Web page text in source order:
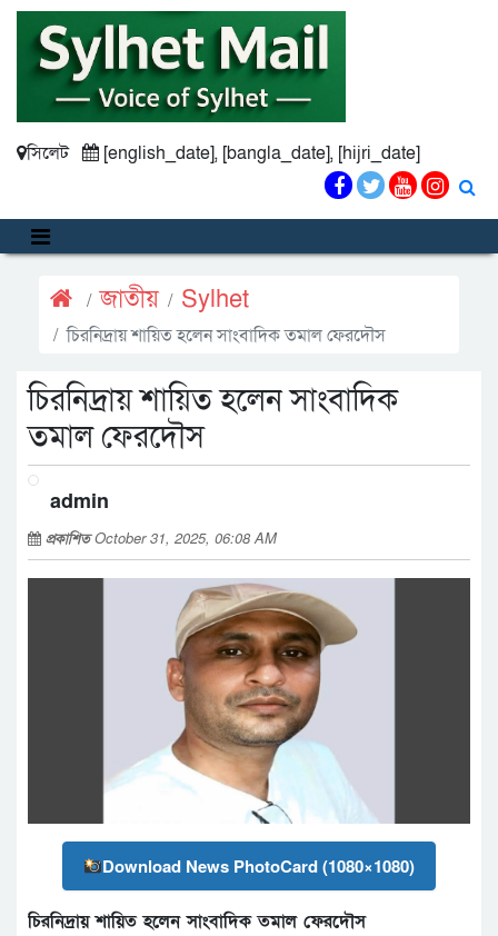
সিলেট [english_date], [bangla_date], [hijri_date]
জাতীয় Sylhet
চিরনিদ্রায় শায়িত হলেন সাংবাদিক তমাল ফেরদৌস
চিরনিদ্রায় শায়িত হলেন সাংবাদিক
তমাল ফেরদৌস
admin
প্রকাশিতOctober 31, 2025, 06:08 AM
Download News PhotoCard (1080×1080)
চিরনিদ্রায় শায়িত হলেন সাংবাদিক তমাল ফেরদৌস